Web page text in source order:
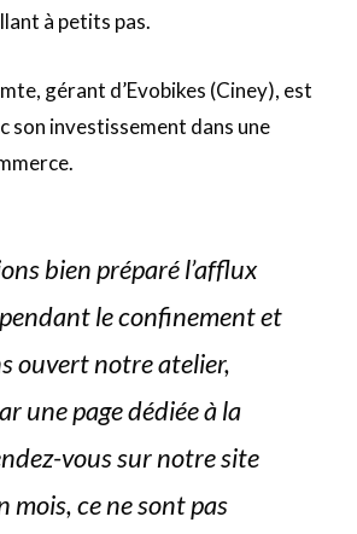
à petits pas.
gérant d’Evobikes (Ciney), est
son investissement dans une
bien préparé l’afflux
le confinement et
ouvert notre atelier,
une page dédiée à la
vous sur notre site
mois, ce ne sont pas